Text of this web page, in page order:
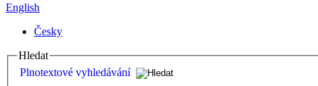
English
Česky
Hledat
Plnotextové vyhledávání